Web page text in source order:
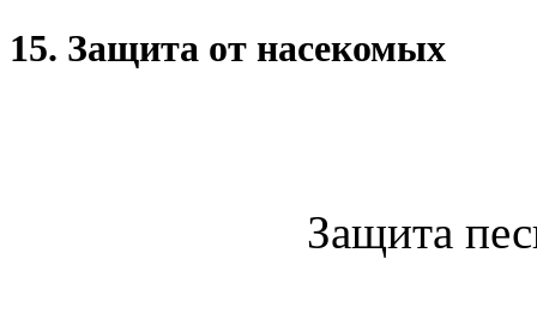
15. Защита от насекомых
Защита